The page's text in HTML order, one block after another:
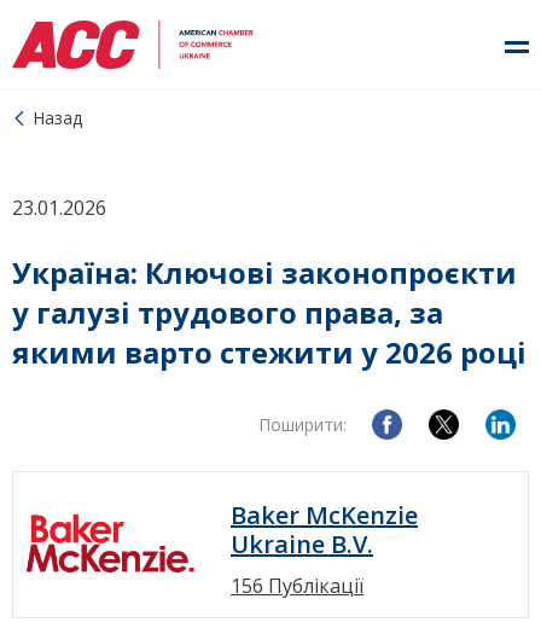
Назад
23.01.2026
Україна: Ключові законопроєкти
у галузі трудового права, за
якими варто стежити у 2026 році
Поширити:
Baker McKenzie
Ukraine B.V.
156 Публікації